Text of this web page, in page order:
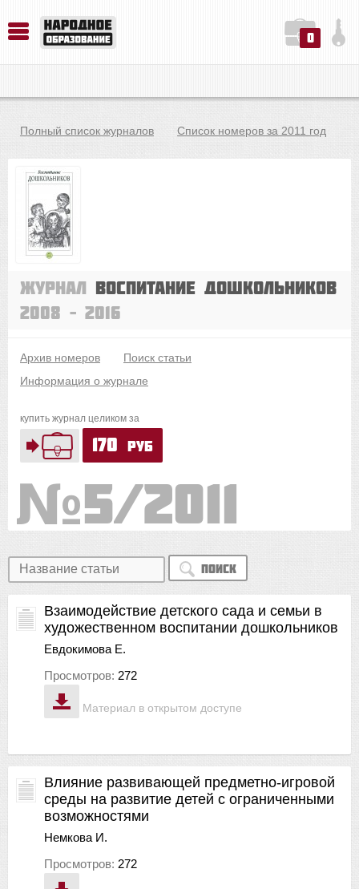
0
Полный список журналов Список номеров за 2011 год
Журнал Воспитание дошкольников
2008 – 2016
Архив номеров
Поиск статьи
Информация о журнале
купить журнал целиком за
170 руб
5/2011
Поиск
Материал в открытом доступе
Взаимодействие детского сада и семьи в
художественном воспитании дошкольников
Евдокимова Е.
Просмотров: 272
Влияние развивающей предметно-игровой
среды на развитие детей с ограниченными
возможностями
Немкова И.
Просмотров: 272